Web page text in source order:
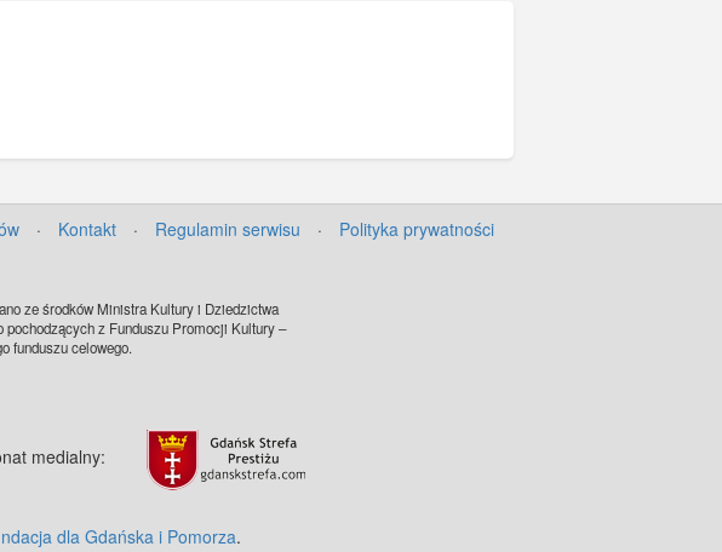
· Kontakt · Regulamin serwisu · Polityka prywatności
ze środków Ministra Kultury i Dziedzictwa
pochodzących z Funduszu Promocji Kultury –
funduszu celowego.
medialny:
dla Gdańska i Pomorza.